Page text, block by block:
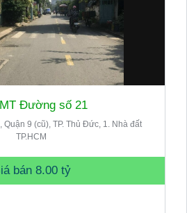
Đường số 21
Quận 9 (cũ), TP. Thủ Đức, 1. Nhà đất
TP.HCM
bán 8.00 tỷ